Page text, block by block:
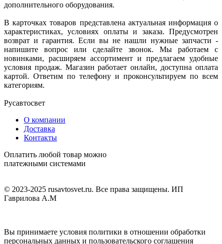
дополнительного оборудования.
В карточках товаров представлена актуальная информация о
характеристиках, условиях оплаты и заказа. Предусмотрен
возврат и гарантия. Если вы не нашли нужные запчасти -
напишите вопрос или сделайте звонок. Мы работаем с
новинками, расширяем ассортимент и предлагаем удобные
условия продаж. Магазин работает онлайн, доступна оплата
картой. Ответим по телефону и проконсультируем по всем
категориям.
Русавтосвет
О компании
Доставка
Контакты
Оплатить любой товар можно
платежными системами
© 2023-2025 rusavtosvet.ru. Все права защищены. ИП
Гаврилова А.М
Вы принимаете условия политики в отношении обработки
персональных данных и пользовательского соглашения